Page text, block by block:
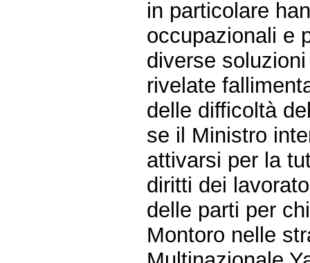
in particolare
occupazionali e
diverse
rivelate
delle difficoltà
se il Ministro
attivarsi per la
diritti dei
delle parti per
Montoro nelle